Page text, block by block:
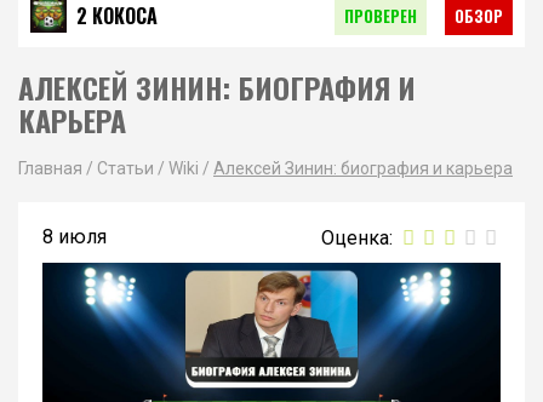
2 КОКОСА ПРОВЕРЕН ОБЗОР
АЛЕКСЕЙ ЗИНИН: БИОГРАФИЯ И
КАРЬЕРА
Главная / Статьи / Wiki / Алексей Зинин: биография и карьера
8 июля